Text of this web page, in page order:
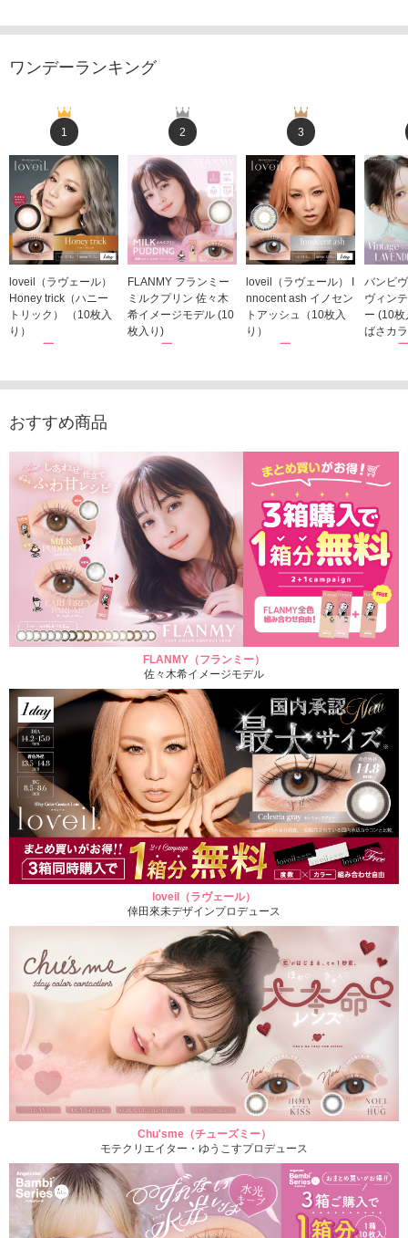
ワンデーランキング
1
loveil（ラヴェール）
Honey trick（ハニー
トリック） （10枚入
り）
1,760円
2
FLANMY フランミー
ミルクプリン 佐々木
希イメージモデル (10
枚入り)
1,815円
3
loveil（ラヴェール） I
nnocent ash イノセン
トアッシュ（10枚入
り）
1,760円
バンビ
ヴィン
ー (10
ばさカ
1,848
おすすめ商品
FLANMY（フランミー）
佐々木希イメージモデル
loveil（ラヴェール）
倖田來未デザインプロデュース
Chu'sme（チューズミー）
モテクリエイター・ゆうこすプロデュース